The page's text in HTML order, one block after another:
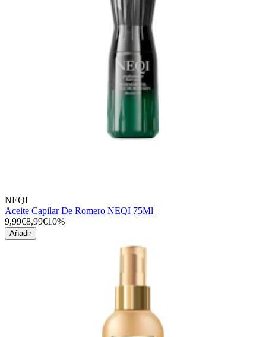
NEQI
Aceite Capilar De Romero NEQI 75Ml
9,99€8,99€10%
Añadir